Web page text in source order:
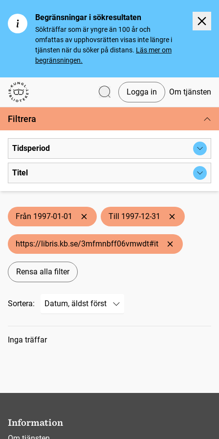
Begränsningar i sökresultaten
Sökträffar som är yngre än 100 år och
omfattas av upphovsrätten visas inte längre i
tjänsten när du söker på distans. Läs mer om
begränsningen.
Svenska tidningar
Logga in Om tjänsten
Filtrera
Tidsperiod
Titel
Från 1997-01-01 Till 1997-12-31
https://libris.kb.se/3mfmnbff06vmwdt#it
Rensa alla filter
Sortera:
Sökresultat
Inga träffar
Information